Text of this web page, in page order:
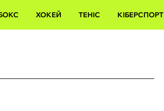
ХОКЕЙ ТЕНІС КІБЕРСПОРТ